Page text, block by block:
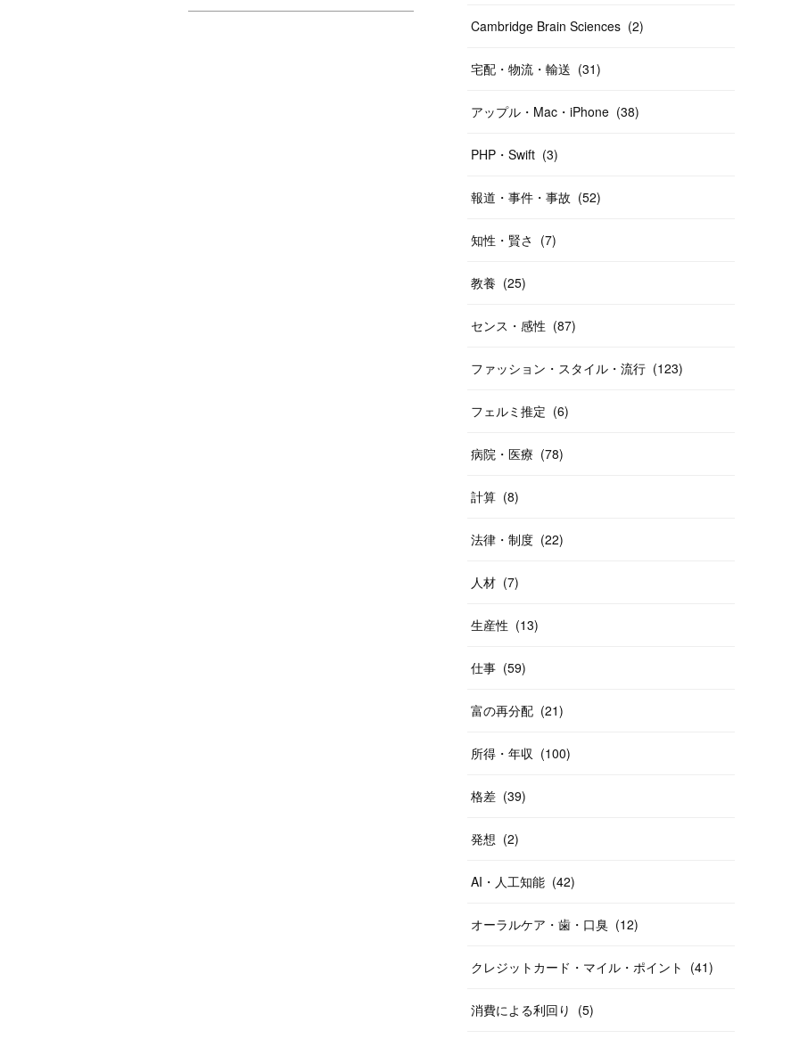
Cambridge Brain Sciences (2)
宅配・物流・輸送 (31)
アップル・Mac・iPhone (38)
PHP・Swift (3)
報道・事件・事故 (52)
知性・賢さ (7)
教養 (25)
センス・感性 (87)
ファッション・スタイル・流行 (123)
フェルミ推定 (6)
病院・医療 (78)
計算 (8)
法律・制度 (22)
人材 (7)
生産性 (13)
仕事 (59)
富の再分配 (21)
所得・年収 (100)
格差 (39)
発想 (2)
AI・人工知能 (42)
オーラルケア・歯・口臭 (12)
クレジットカード・マイル・ポイント (41)
消費による利回り (5)